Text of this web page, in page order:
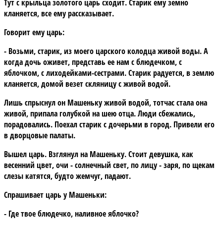
Тут с крыльца золотого царь сходит. Старик ему земно
кланяется, все ему рассказывает.
Говорит ему царь:
- Возьми, старик, из моего царского колодца живой воды. А
когда дочь оживет, представь ее нам с блюдечком, с
яблочком, с лиходейками-сестрами. Старик радуется, в землю
кланяется, домой везет скляницу с живой водой.
Лишь спрыснул он Машеньку живой водой, тотчас стала она
живой, припала голубкой на шею отца. Люди сбежались,
порадовались. Поехал старик с дочерьми в город. Привели его
в дворцовые палаты.
Вышел царь. Взглянул на Машеньку. Стоит девушка, как
весенний цвет, очи - солнечный свет, по лицу - заря, по щекам
слезы катятся, будто жемчуг, падают.
Спрашивает царь у Машеньки:
- Где твое блюдечко, наливное яблочко?